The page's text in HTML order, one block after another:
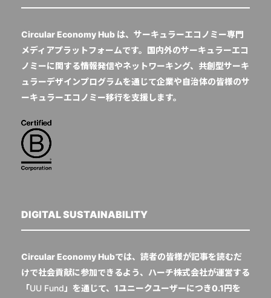
Circular Economy Hub は、サーキュラーエコノミー専門
メディアプラットフォームです。国内外のサーキュラーエコ
ノミーに関する情報発信やネットワーキング、共創型サーキ
ュラーデザインプログラムを通じて企業や自治体の皆様のサ
ーキュラーエコノミー移行を支援します。
DIGITAL SUSTAINABILITY
Circular Economy Hubでは、読者の皆様が記事を読むだ
けで社会貢献に参加できるよう、ハーチ株式会社が運営する
「UU Fund 」を通じて、1ユニークユーザーにつき0.1円を